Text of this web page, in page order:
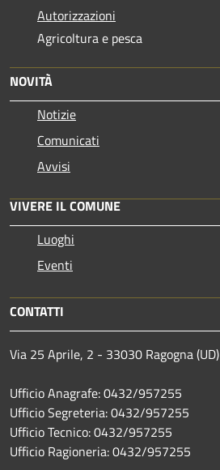
Autorizzazioni
Agricoltura e pesca
NOVITÀ
Notizie
Comunicati
Avvisi
VIVERE IL COMUNE
Luoghi
Eventi
CONTATTI
Via 25 Aprile, 2 - 33030 Ragogna (UD)
Ufficio Anagrafe: 0432/957255
Ufficio Segreteria: 0432/957255
Ufficio Tecnico: 0432/957255
Ufficio Ragioneria: 0432/957255